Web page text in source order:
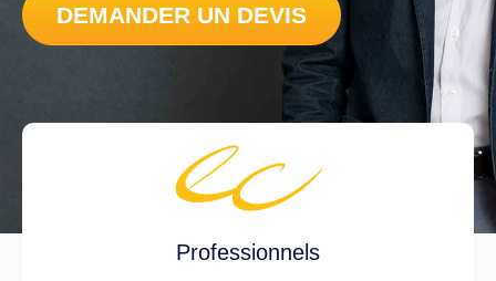
DEMANDER UN DEVIS
Professionnels